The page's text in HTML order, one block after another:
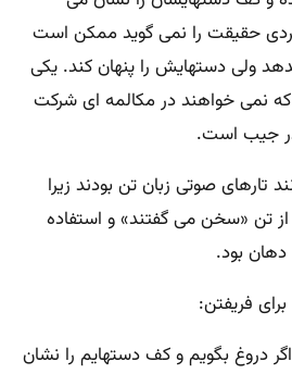
حقیقت را نمی گوید ممکن است
ولی دستهایش را پنهان کند. یکی
نمی خواهند در مکالمه ای شرکت
در جیب است.
تارهای صوتی زبان تن بودند زیرا
تن «سخن می گفتند» و استفاده
دهان بود.
فریفتن:
دروغ بگویم و کف دستهایم را نشان